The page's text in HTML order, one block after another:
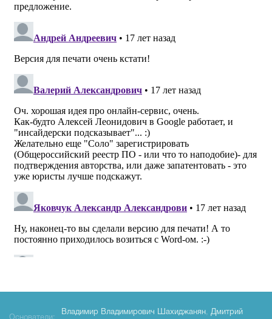
Владимир Владимирович Шахиджанян, Дмитрий